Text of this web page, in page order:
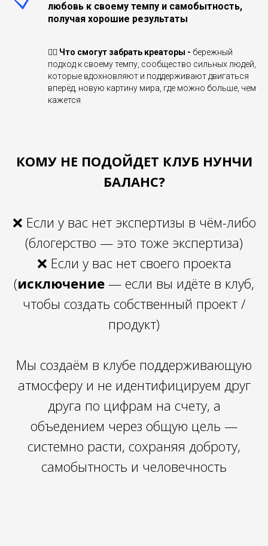
любовь к своему темпу и самобытность,
получая хорошие результаты
👉🏻 Что смогут забрать креаторы - бережный
подход к своему темпу, сообщество сильных людей,
которые вдохновляют и поддерживают двигаться
вперёд, новую картину мира, где можно больше, чем
кажется
КОМУ НЕ ПОДОЙДЕТ КЛУБ НУНЧИ
БАЛАНС?
❌ Если у вас нет экспертизы в чём-либо
(блогерство — это тоже экспертиза)
❌ Если у вас нет своего проекта
(исключение — если вы идёте в клуб,
чтобы создать собственный проект /
продукт)
Мы создаём в клубе поддерживающую
атмосферу и не идентифицируем друг
друга по цифрам на счету, а
объедением через общую цель —
системно расти, сохраняя доброту,
самобытность и человечность